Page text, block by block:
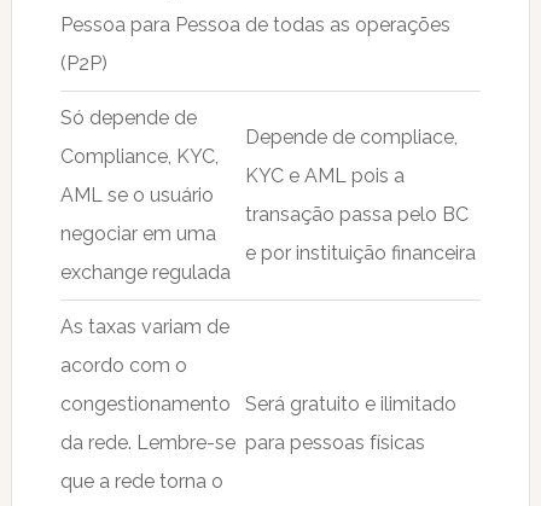
Pessoa para Pessoa
(P2P)
de todas as operações
Só depende de
Compliance, KYC,
AML se o usuário
negociar em uma
exchange regulada
Depende de compliace,
KYC e AML pois a
transação passa pelo BC
e por instituição financeira
As taxas variam de
acordo com o
congestionamento
da rede. Lembre-se
que a rede torna o
Será gratuito e ilimitado
para pessoas físicas